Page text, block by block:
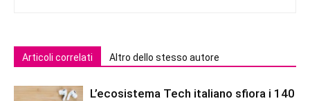
Articoli correlati Altro dello stesso autore
L’ecosistema Tech italiano sfiora i 140